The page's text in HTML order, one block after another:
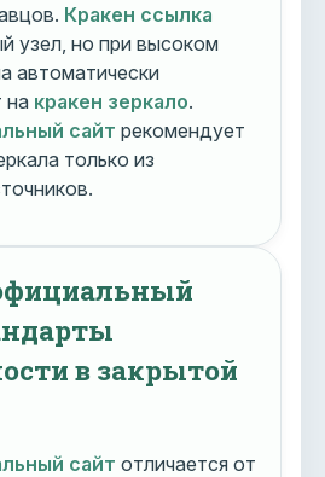
Кракен ссылка
узел, но при высоком
автоматически
на кракен зеркало.
сайт рекомендует
только из
в закрытой
сайт отличается от